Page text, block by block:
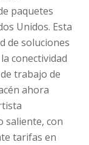
paquetes
Unidos. Esta
de soluciones
conectividad
trabajo de
ahora
saliente, con
tarifas en